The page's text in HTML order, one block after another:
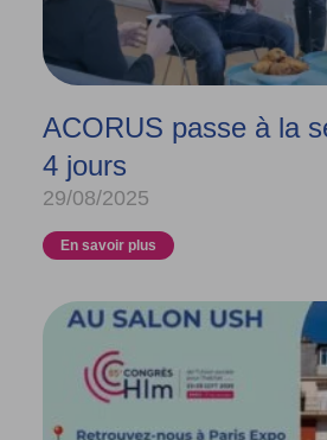
ACORUS passe à la
4 jours
29/08/2025
En savoir plus